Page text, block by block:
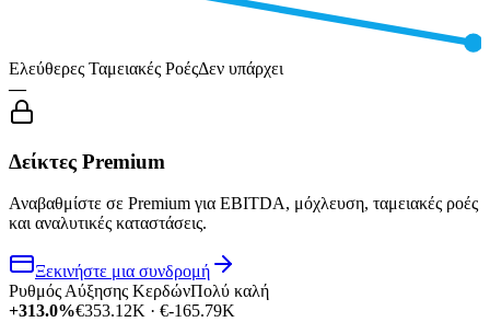
Ελεύθερες Ταμειακές ΡοέςΔεν υπάρχει
—
Δείκτες Premium
Αναβαθμίστε σε Premium για EBITDA, μόχλευση, ταμειακές ροές
και αναλυτικές καταστάσεις.
Ξεκινήστε μια συνδρομή
Ρυθμός Αύξησης ΚερδώνΠολύ καλή
+313.0%€353.12K · €-165.79K